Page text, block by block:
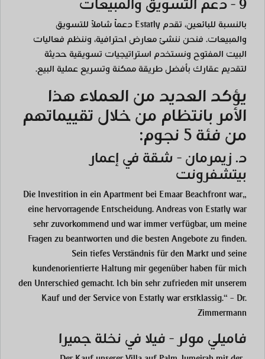
9 - دعم التسويق والمبيعات
بالنسبة للبائعين، تقدم Estatly دعماً شاملاً للتسويق
والمبيعات. فنحن ننشئ معارض احترافية، وننظم فعاليات
البيت المفتوح ونستخدم استراتيجيات تسويقية حديثة
لتقديم عقارك بأفضل طريقة ممكنة وتسريع عملية البيع.
يؤكد العديد من العملاء هذا
الأمر بانتظام من خلال تقييماتهم
من فئة 5 نجوم:
د. زيمرمان - شقة في إعمار
بيتشفرونت
„Die Investition in ein Apartment bei Emaar Beachfront war
eine hervorragende Entscheidung. Andreas von Estatly war
sehr zuvorkommend und war immer verfügbar, um meine
Fragen zu beantworten und die besten Angebote zu finden.
Sein tiefes Verständnis für den Markt und seine
kundenorientierte Haltung mir gegenüber haben für mich
den Unterschied gemacht. Ich bin sehr zufrieden mit unserem
Kauf und der Service von Estatly war erstklassig.“ – Dr.
Zimmermann
فاميلي مولر - فيلا في نخلة جميرا